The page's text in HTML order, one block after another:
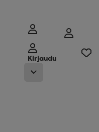
Kirjaudu